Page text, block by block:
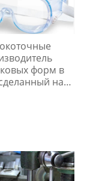
форм в
на